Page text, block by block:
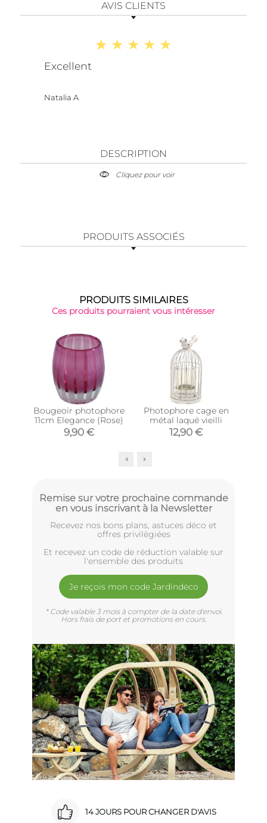
AVIS CLIENTS
Excellent
Natalia A
DESCRIPTION
Cliquez pour voir
PRODUITS ASSOCIÉS
PRODUITS SIMILAIRES
Ces produits pourraient vous intéresser
Bougeoir photophore
11cm Elegance (Rose)
9,90 €
Photophore cage en
métal laqué vieilli
12,90 €
Remise sur votre prochaine commande
en vous inscrivant à la Newsletter
Recevez nos bons plans, astuces déco et
offres privilègiées
Et recevez un code de réduction valable sur
l'ensemble des produits
Je reçois mon code Jardindéco
* Code valable 3 mois à compter de la date d'envoi.
Hors frais de port et promotions en cours.
14 JOURS POUR CHANGER D'AVIS